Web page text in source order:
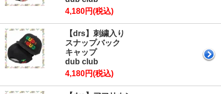
4,180円(税込)
【drs】刺繍入り
スナップバック
キャップ
dub club
4,180円(税込)